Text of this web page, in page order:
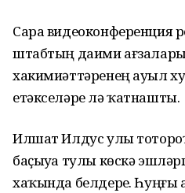
Сара видеоконференция
штабтың даими
хакимиәттәренең ауыл
етәкселәре лә ҡатнашты.
Илшат Илдус улы
баҫыуҙа тулы көскә
хаҡында белдерҙе. Һуңғы